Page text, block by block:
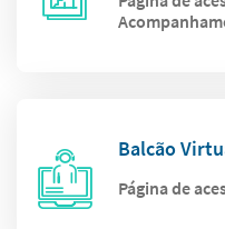
Balcão
Página de